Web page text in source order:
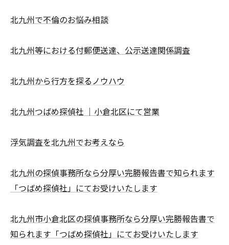
北九州で不倫のお悩み相談
北九州等における付郵便送達、公示送達関係調査
北九州から行方を探るノウハウ
北九州つばめ探偵社 ｜小倉北区にて営業
浮気調査を北九州でお考えなら
北九州の探偵事務所なら分厚い完勝報告書で知られます
「つばめ探偵社」にてお受けいたします
北九州市小倉北区の探偵事務所なら分厚い完勝報告書で
知られます「つばめ探偵社」にてお受けいたします